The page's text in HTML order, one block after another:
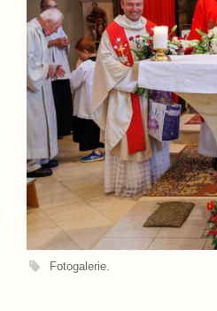
Fotogalerie.